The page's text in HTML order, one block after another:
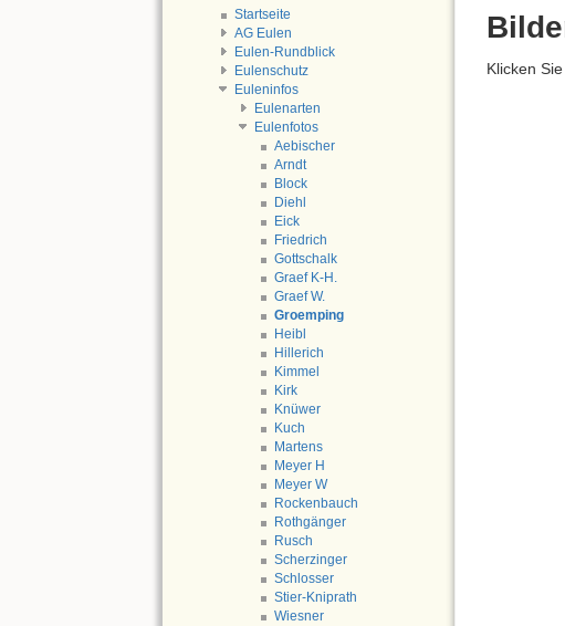
Startseite
AG Eulen
Eulen-Rundblick
Eulenschutz
Euleninfos
Eulenarten
Eulenfotos
Aebischer
Arndt
Block
Diehl
Eick
Friedrich
Gottschalk
Graef K-H.
Graef W.
Groemping
Heibl
Hillerich
Kimmel
Kirk
Knüwer
Kuch
Martens
Meyer H
Meyer W
Rockenbauch
Rothgänger
Rusch
Scherzinger
Schlosser
Stier-Kniprath
Wiesner
Klicken